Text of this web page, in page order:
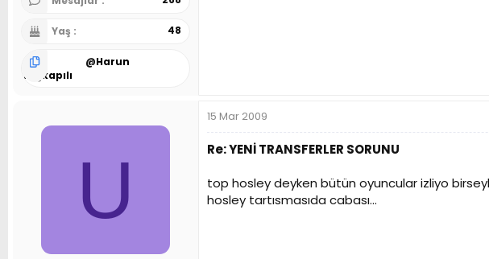
Yaş 48
@Harun
Taşkapılı
U
15 Mar 2009
Re: YENİ TRANSFERLER SORUNU
top hosley deyken bütün oyuncular izliyo
hosley tartısmasıda cabası...